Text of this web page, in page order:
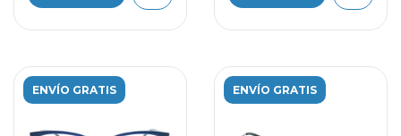
ENVÍO GRATIS ENVÍO GRATIS